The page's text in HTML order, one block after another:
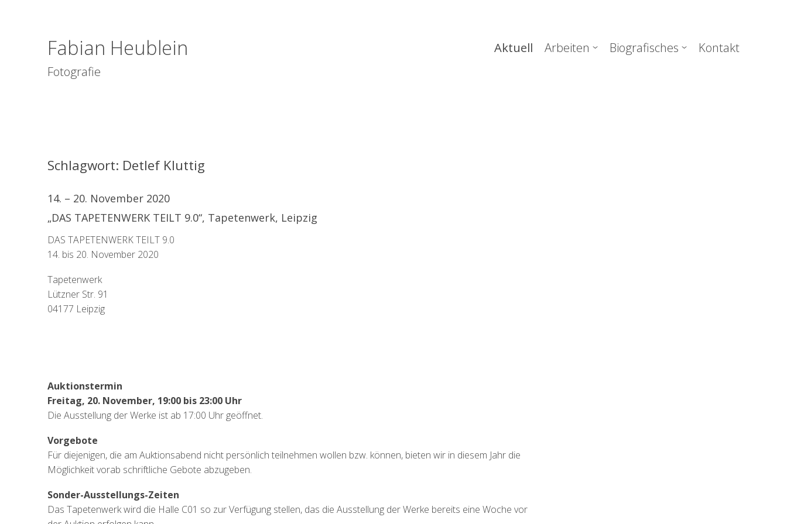
Fabian Heublein
Fotografie
Hauptnavigation
Aktuell Arbeiten Biografisches Kontakt
Schlagwort: Detlef Kluttig
14. – 20. November 2020
„DAS TAPETENWERK TEILT 9.0“, Tapetenwerk, Leipzig
DAS TAPETENWERK TEILT 9.0
14. bis 20. November 2020
Tapetenwerk
Lützner Str. 91
04177 Leipzig
Auktionstermin
Freitag, 20. November, 19:00 bis 23:00 Uhr
Die Ausstellung der Werke ist ab 17:00 Uhr geöffnet.
Vorgebote
Für diejenigen, die am Auktionsabend nicht persönlich teilnehmen wollen bzw. können, bieten wir in diesem Jahr die
Möglichkeit vorab schriftliche Gebote abzugeben.
Sonder-Ausstellungs-Zeiten
Das Tapetenwerk wird die Halle C01 so zur Verfügung stellen, das die Ausstellung der Werke bereits eine Woche vor